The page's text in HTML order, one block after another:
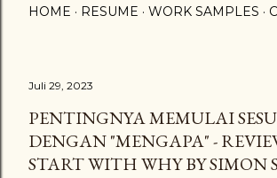
HOME RESUME WORK SAMPLES
Juli 29, 2023
PENTINGNYA MEMULAI
DENGAN "MENGAPA" -
START WITH WHY BY SIMON